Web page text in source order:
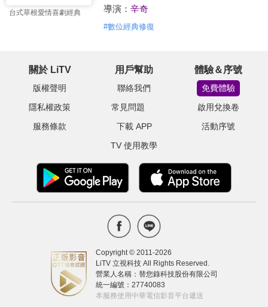
台式草根愛情喜劇經典 導演： 辛奇
#數位經典修復
關於 LiTV
版權聲明
隱私權政策
服務條款
用戶幫助
聯絡我們
常見問題
下載 APP
TV 使用教學
體驗＆序號
免費體驗
啟用兌換卷
活動序號
Copyright © 2011-2026
LiTV 立視科技 All Rights Reserved.
營業人名稱：替您錄科技股份有限公司
統一編號：27740083
本服務使用中華電信影音平台遞送